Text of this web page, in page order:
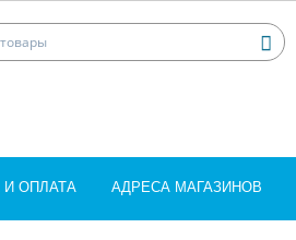
И ОПЛАТА АДРЕСА МАГАЗИНОВ